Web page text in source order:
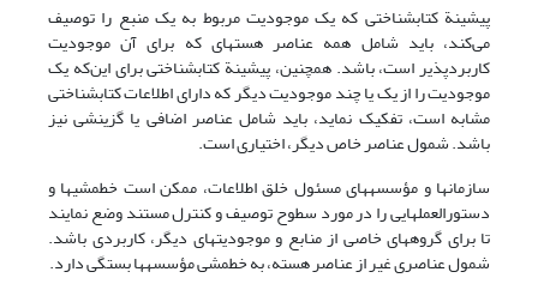
پیشینة کتابشناختی که یک موجودیت مربوط به یک منبع را توصیف
می‌‌کند، باید شامل همه عناصر هسته­ای که برای آن موجودیت
کاربردپذیر است، باشد. همچنین، پیشینة کتابشناختی برای این‌که یک
موجودیت را از یک یا چند موجودیت دیگر که دارای اطلاعات کتابشناختی
مشابه است، تفکیک نماید، باید شامل عناصر اضافی یا گزینشی نیز
باشد. شمول عناصر خاص دیگر، اختیاری است.
سازمانها و مؤسسه­های مسئول خلق اطلاعات، ممکن است خط­مشی­ها و
دستورالعملهایی را در مورد سطوح توصیف و کنترل مستند وضع نمایند
تا برای گروه­های خاصی از منابع و موجودیتهای دیگر، کاربردی باشد.
شمول عناصری غیر از عناصر هسته، به خط­مشی مؤسسه­ها بستگی دارد.